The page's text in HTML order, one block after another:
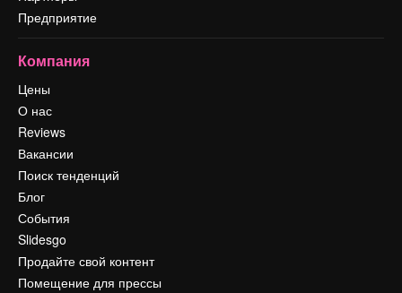
Предприятие
Компания
Цены
О нас
Reviews
Вакансии
Поиск тенденций
Блог
События
Slidesgo
Продайте свой контент
Помещение для прессы